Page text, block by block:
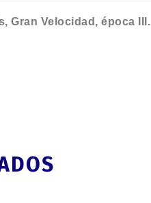
Gran Velocidad, época III.